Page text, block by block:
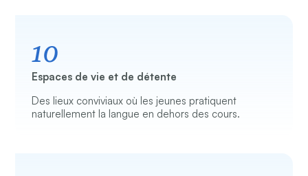
10
Espaces de vie et de détente
Des lieux conviviaux où les jeunes pratiquent
naturellement la langue en dehors des cours.